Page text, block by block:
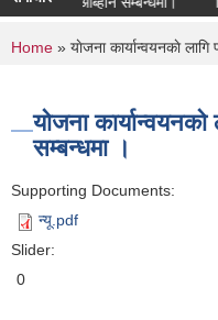
You are here
Home » याेजना कार्यान्वयनकाे लागि
याेजना कार्यान्वयनकाे
सम्बन्धमा ।
Supporting Documents:
न्यू.pdf
Slider:
0